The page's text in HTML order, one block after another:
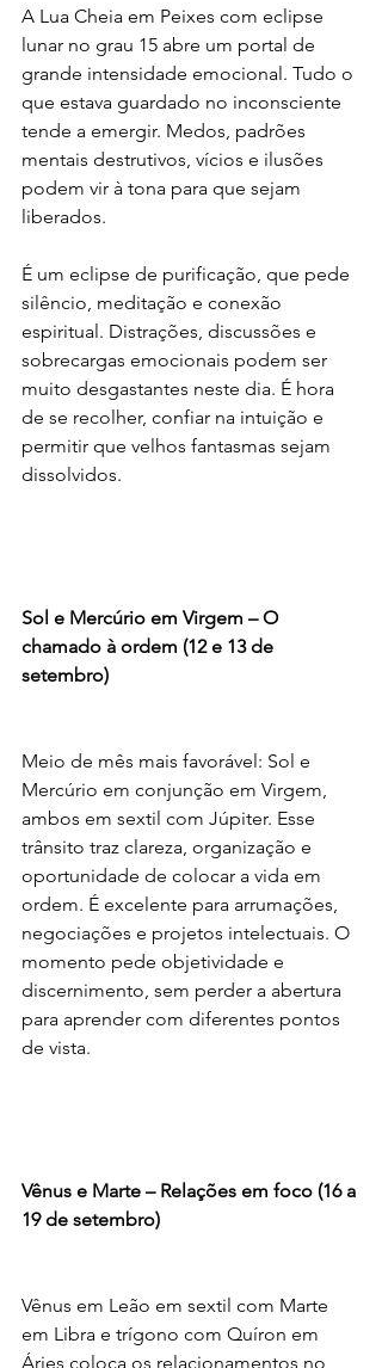
A Lua Cheia em Peixes com eclipse
lunar no grau 15 abre um portal de
grande intensidade emocional. Tudo o
que estava guardado no inconsciente
tende a emergir. Medos, padrões
mentais destrutivos, vícios e ilusões
podem vir à tona para que sejam
liberados.
É um eclipse de purificação, que pede
silêncio, meditação e conexão
espiritual. Distrações, discussões e
sobrecargas emocionais podem ser
muito desgastantes neste dia. É hora
de se recolher, confiar na intuição e
permitir que velhos fantasmas sejam
dissolvidos.
Sol e Mercúrio em Virgem – O
chamado à ordem (12 e 13 de
setembro)
Meio de mês mais favorável: Sol e
Mercúrio em conjunção em Virgem,
ambos em sextil com Júpiter. Esse
trânsito traz clareza, organização e
oportunidade de colocar a vida em
ordem. É excelente para arrumações,
negociações e projetos intelectuais. O
momento pede objetividade e
discernimento, sem perder a abertura
para aprender com diferentes pontos
de vista.
Vênus e Marte – Relações em foco (16 a
19 de setembro)
Vênus em Leão em sextil com Marte
em Libra e trígono com Quíron em
Áries coloca os relacionamentos no